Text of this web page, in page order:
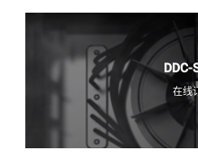
DDC-
在线